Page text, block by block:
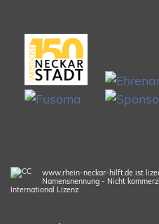
www.rhein-neckar-hilft.de ist
Namensnennung - Nicht
International Lizenz